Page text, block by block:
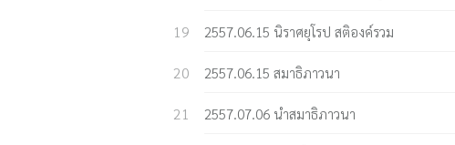
2557.06.15 นิราศยุโรป สติองค์รวม
2557.06.15 สมาธิภาวนา
2557.07.06 นำสมาธิภาวนา